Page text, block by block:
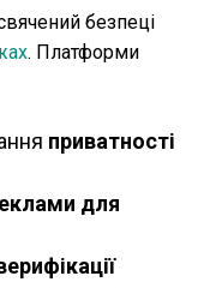
безпеці
. Платформи
приватності
для